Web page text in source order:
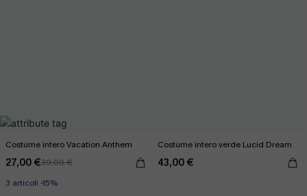
Costume intero Vacation Anthem
27,00 €39,00 €
3 articoli -15%
Costume intero verde Lucid Dream
43,00 €